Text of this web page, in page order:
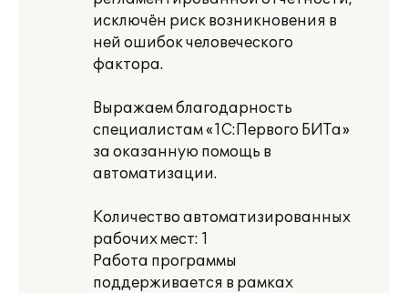
исключён риск возникновения в
ней ошибок человеческого
фактора.
Выражаем благодарность
специалистам «1С:Первого БИТа»
за оказанную помощь в
автоматизации.
Количество автоматизированных
рабочих мест: 1
Работа программы
поддерживается в рамках